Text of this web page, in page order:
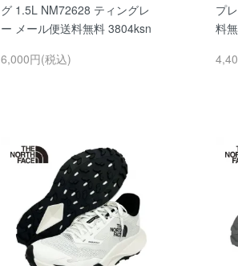
グ 1.5L NM72628 ティングレ
ー メール便送料無料 3804ksn
6,000円(税込)
プ
料